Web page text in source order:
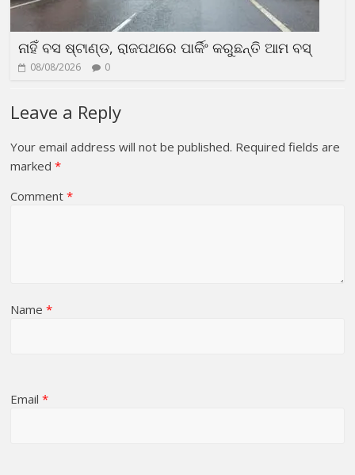
ନାହିଁ ବସ ଷ୍ଟାଣ୍ଡ, ରାଜପଥରେ ପାର୍କିଂ କରୁଛନ୍ତି ଆମ ବସ୍
08/08/2026 0
Leave a Reply
Your email address will not be published. Required fields are
marked*
Comment*
Name*
Email*